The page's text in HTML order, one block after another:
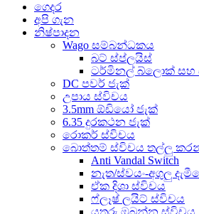
ගෙදර
අපි ගැන
නිෂ්පාදන
Wago සම්බන්ධකය
බට් ස්ප්ලයිස්
ටර්මිනල් බ්ලොක් සහ
DC පවර් ජැක්
උපාය ස්විචය
3.5mm ඕඩියෝ ජැක්
6.35 දුරකථන ජැක්
රොකර් ස්විචය
බොත්තම් ස්විචය තල්ලු
Anti Vandal Switch
නැත/ස්වයං-අගුලු
ඒක දිශා ස්විචය
ෆ්ලෑෂ් ලයිට් ස්විචය
යතුරු ඔබන්න ස්විචය